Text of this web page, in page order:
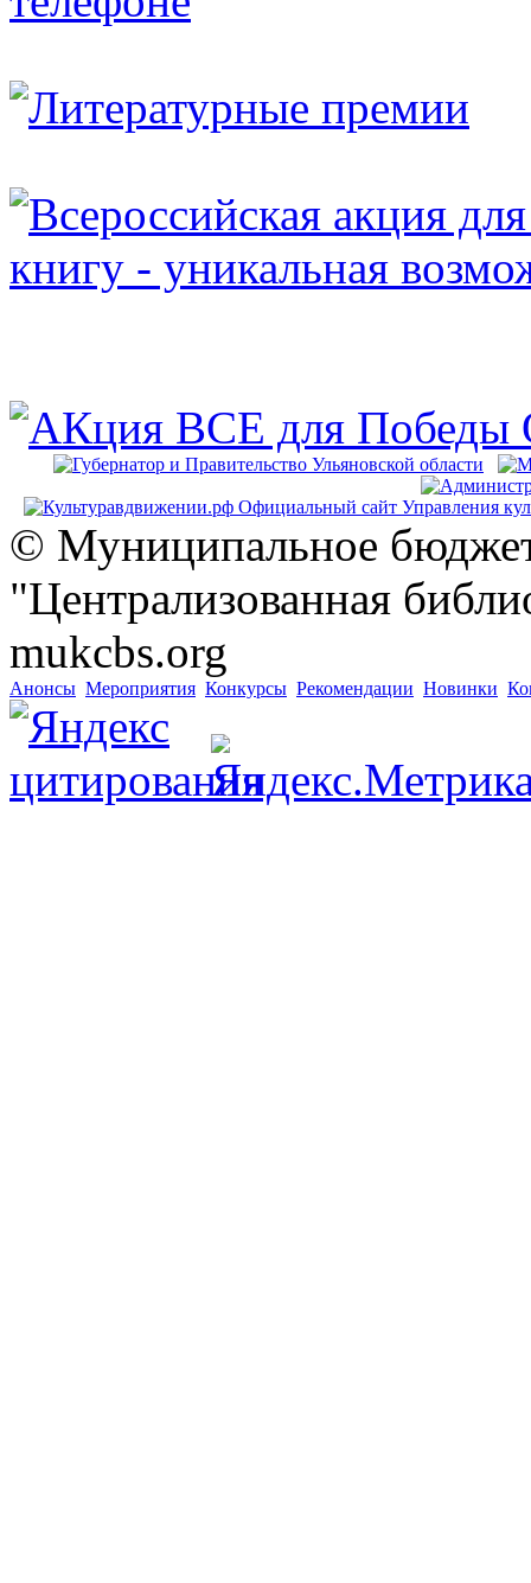
© Муниципальное
"Централизованная
mukcbs.org
Анонсы Мероприятия Конкурсы Рекомендации Новинки